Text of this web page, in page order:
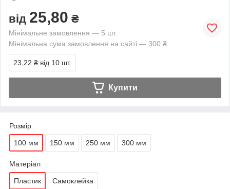
від 25,80 ₴
Мінімальне замовлення — 5 шт.
Мінімальна сума замовлення на сайті — 300 ₴
23,22 ₴ від 10 шт.
Купити
Розмір
100 мм 150 мм 250 мм 300 мм
Матеріал
Пластик Самоклейка